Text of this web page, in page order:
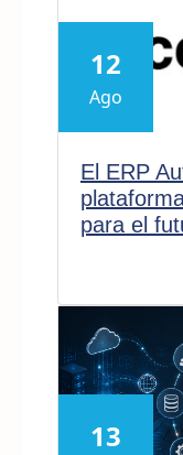
12
Ago
El ERP
para el
13